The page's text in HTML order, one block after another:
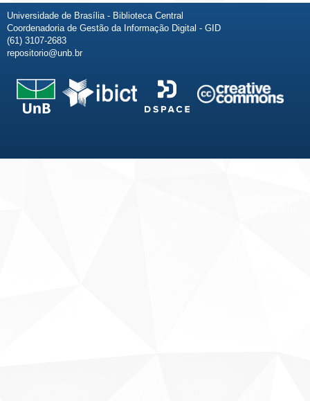
Universidade de Brasília - Biblioteca Central
Coordenadoria de Gestão da Informação Digital - GID
(61) 3107-2683
repositorio@unb.br